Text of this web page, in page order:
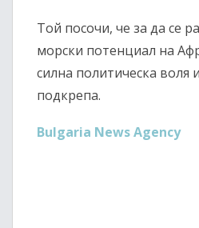
Той посочи, че за да се
морски потенциал на
силна политическа воля
подкрепа.
Bulgaria News Agency